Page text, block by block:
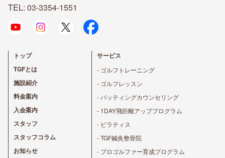
TEL: 03-3354-1551
トップ
TGFとは
施設紹介
料金案内
入会案内
スタッフ
スタッフコラム
お知らせ
サービス
- ゴルフトレーニング
- ゴルフレッスン
- パッティングカウンセリング
- 1DAY飛距離アッププログラム
- ピラティス
- TGF鍼灸整骨院
- プロゴルファー育成プログラム